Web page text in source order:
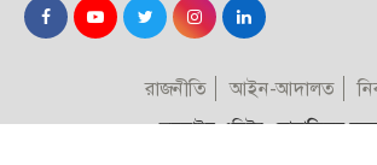
রাজনীতি আইন-আদালত
অনলাইন এডিটর:মোস্তাফিজুর